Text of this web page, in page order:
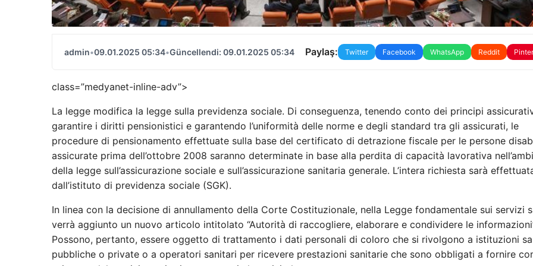
admin•09.01.2025 05:34•Güncellendi: 09.01.2025 05:34 Paylaş: Twitter Facebook WhatsApp Reddit
class=”medyanet-inline-adv”>
La legge modifica la legge sulla previdenza sociale. Di conseguenza, tenendo conto dei principi
garantire i diritti pensionistici e garantendo l’uniformità delle norme e degli standard tra gli assicurati, le
procedure di pensionamento effettuate sulla base del certificato di detrazione fiscale per le persone
assicurate prima dell’ottobre 2008 saranno determinate in base alla perdita di capacità lavorativa
della legge sull’assicurazione sociale e sull’assicurazione sanitaria generale. L’intera richiesta sarà
dall’istituto di previdenza sociale (SGK).
In linea con la decisione di annullamento della Corte Costituzionale, nella Legge fondamentale sui servizi
verrà aggiunto un nuovo articolo intitolato “Autorità di raccogliere, elaborare e condividere le
Possono, pertanto, essere oggetto di trattamento i dati personali di coloro che si rivolgono a istituzioni
pubbliche o private o a operatori sanitari per ricevere prestazioni sanitarie che sono obbligati a fornire